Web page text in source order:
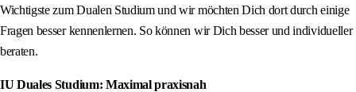
Wichtigste zum Dualen Studium und wir möchten Dich dort durch einige
Fragen besser kennenlernen. So können wir Dich besser und individueller
beraten.
IU Duales Studium: Maximal praxisnah